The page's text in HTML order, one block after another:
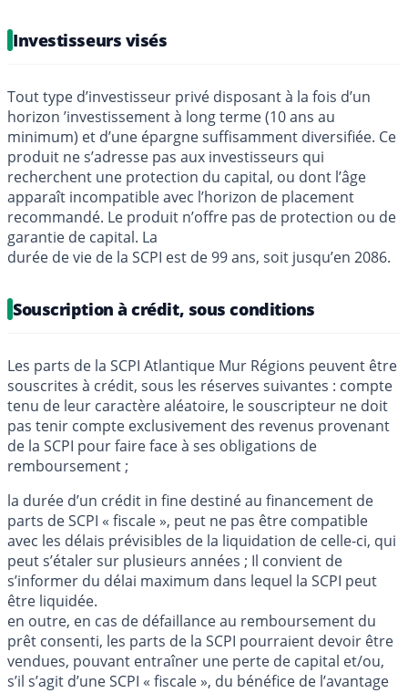
Investisseurs visés
Tout type d’investisseur privé disposant à la fois d’un
horizon ’investissement à long terme (10 ans au
minimum) et d’une épargne suffisamment diversifiée. Ce
produit ne s’adresse pas aux investisseurs qui
recherchent une protection du capital, ou dont l’âge
apparaît incompatible avec l’horizon de placement
recommandé. Le produit n’offre pas de protection ou de
garantie de capital. La
durée de vie de la SCPI est de 99 ans, soit jusqu’en 2086.
Souscription à crédit, sous conditions
Les parts de la SCPI Atlantique Mur Régions peuvent être
souscrites à crédit, sous les réserves suivantes : compte
tenu de leur caractère aléatoire, le souscripteur ne doit
pas tenir compte exclusivement des revenus provenant
de la SCPI pour faire face à ses obligations de
remboursement ;
la durée d’un crédit in fine destiné au financement de
parts de SCPI « fiscale », peut ne pas être compatible
avec les délais prévisibles de la liquidation de celle-ci, qui
peut s’étaler sur plusieurs années ; Il convient de
s’informer du délai maximum dans lequel la SCPI peut
être liquidée.
en outre, en cas de défaillance au remboursement du
prêt consenti, les parts de la SCPI pourraient devoir être
vendues, pouvant entraîner une perte de capital et/ou,
s’il s’agit d’une SCPI « fiscale », du bénéfice de l’avantage